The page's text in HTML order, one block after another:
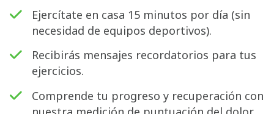
Ejercítate en casa 15 minutos por día (sin
necesidad de equipos deportivos).
Recibirás mensajes recordatorios para tus
ejercicios.
Comprende tu progreso y recuperación con